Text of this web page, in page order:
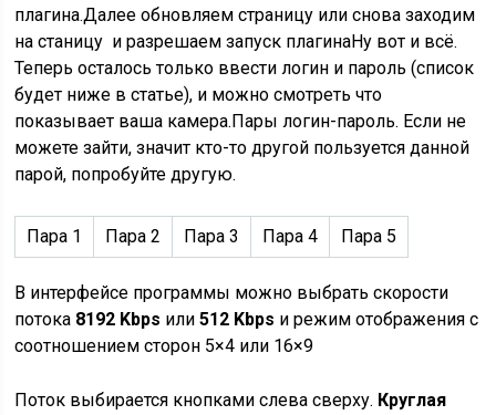
плагина.Далее обновляем страницу или снова заходим
на станицу и разрешаем запуск плагинаНу вот и всё.
Теперь осталось только ввести логин и пароль (список
будет ниже в статье), и можно смотреть что
показывает ваша камера.Пары логин-пароль. Если не
можете зайти, значит кто-то другой пользуется данной
парой, попробуйте другую.
Пара 1 Пара 2 Пара 3 Пара 4 Пара 5
В интерфейсе программы можно выбрать скорости
потока 8192 Kbps или512 Kbps и режим отображения с
соотношением сторон 5×4 или 16×9
Поток выбирается кнопками слева сверху. Круглая